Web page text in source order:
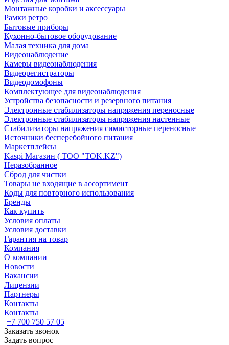
Монтажные коробки и аксессуары
Рамки ретро
Бытовые приборы
Кухонно-бытовое оборудование
Малая техника для дома
Видеонаблюдение
Камеры видеонаблюдения
Видеорегистраторы
Видеодомофоны
Комплектующее для видеонаблюдения
Устройства безопасности и резервного питания
Электронные стабилизаторы напряжения переносные
Электронные стабилизаторы напряжения настенные
Стабилизаторы напряжения симисторные переносные
Источники бесперебойного питания
Маркетплейсы
Kaspi Магазин ( ТОО "TOK.KZ")
Неразобранное
Сброд для чистки
Товары не входящие в ассортимент
Коды для повторного использования
Бренды
Как купить
Условия оплаты
Условия доставки
Гарантия на товар
Компания
О компании
Новости
Вакансии
Лицензии
Партнеры
Контакты
Контакты
+7 700 750 57 05
Заказать звонок
Задать вопрос